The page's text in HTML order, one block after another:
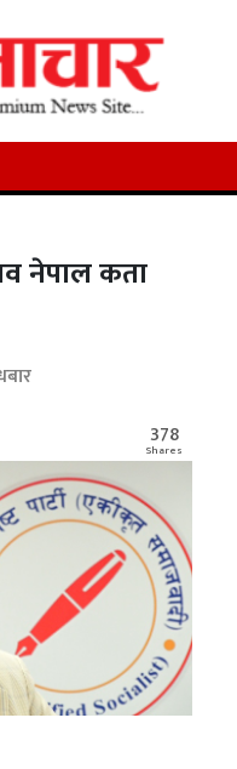
नेपाल कता
378
Shares